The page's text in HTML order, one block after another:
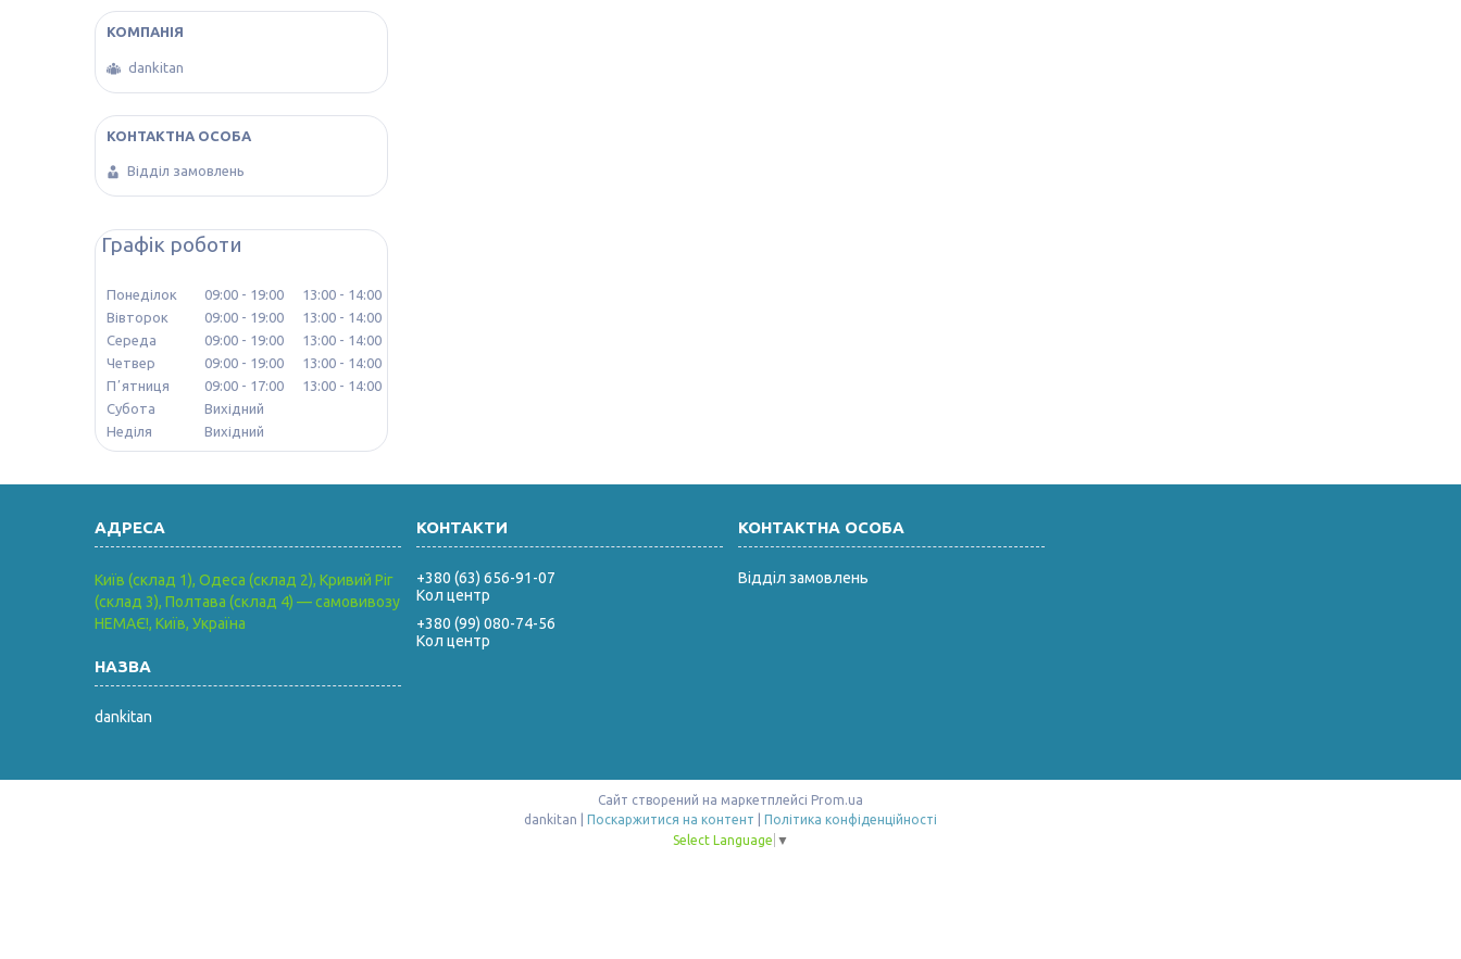
dankitan
Відділ замовлень
Графік роботи
Понеділок 09:00 19:00 13:00
14:00
Вівторок
09:00 19:00 13:00
14:00
Середа
09:00 19:00 13:00
14:00
Четвер
09:00 19:00 13:00
14:00
Пʼятниця
09:00 17:00 13:00
14:00
Субота
Вихідний
Неділя
Вихідний
Київ (склад 1), Одеса (склад 2), Кривий Ріг
(склад 3), Полтава (склад 4) — самовивозу
НЕМАЄ!, Київ, Україна
dankitan
+380 (63) 656-91-07
Кол центр
+380 (99) 080-74-56
Кол центр
Відділ замовлень
Сайт створений на маркетплейсі Prom.ua
Поскаржитися на контент
Політика конфіденційності
Select Language ▼